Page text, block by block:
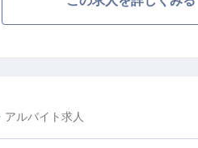
アルバイト求人